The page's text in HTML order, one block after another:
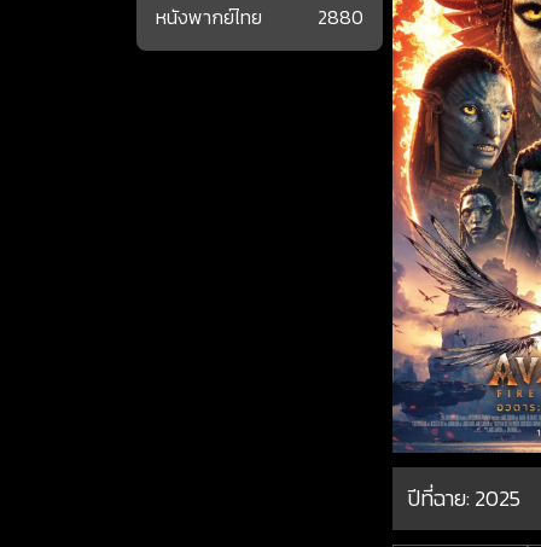
ปีที่ฉาย:2025
หนังพากย์ไทย
2880